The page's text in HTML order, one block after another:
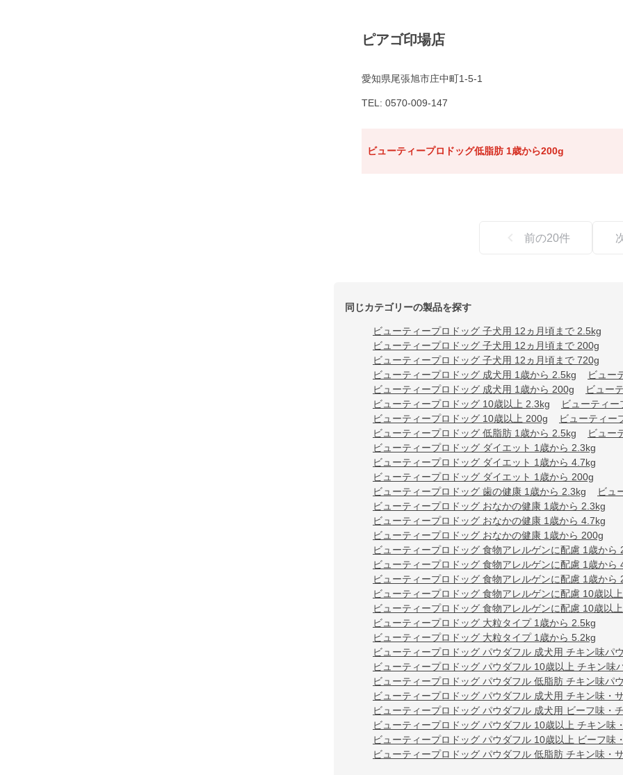
ピアゴ印場店
愛知県尾張旭市庄中町1-5-1
TEL: 0570-009-147
ビューティープロドッグ低脂肪 1歳から200g
前の20件
同じカテゴリーの製品を探す
ビューティープロドッグ 子犬用 12ヵ月頃まで 2.5kg
ビューティープロドッグ 子犬用 12ヵ月頃まで 200g
ビューティープロドッグ 子犬用 12ヵ月頃まで 720g
ビューティープロドッグ 成犬用 1歳から 2.5kg
ビュー
ビューティープロドッグ 成犬用 1歳から 200g
ビュー
ビューティープロドッグ 10歳以上 2.3kg
ビューティ
ビューティープロドッグ 10歳以上 200g
ビューティー
ビューティープロドッグ 低脂肪 1歳から 2.5kg
ビュー
ビューティープロドッグ ダイエット 1歳から 2.3kg
ビューティープロドッグ ダイエット 1歳から 4.7kg
ビューティープロドッグ ダイエット 1歳から 200g
ビューティープロドッグ 歯の健康 1歳から 2.3kg
ビュ
ビューティープロドッグ おなかの健康 1歳から 2.3kg
ビューティープロドッグ おなかの健康 1歳から 4.7kg
ビューティープロドッグ おなかの健康 1歳から 200g
ビューティープロドッグ 食物アレルゲンに配慮 1歳から
ビューティープロドッグ 食物アレルゲンに配慮 1歳から
ビューティープロドッグ 食物アレルゲンに配慮 1歳から
ビューティープロドッグ 食物アレルゲンに配慮 10歳以
ビューティープロドッグ 食物アレルゲンに配慮 10歳以
ビューティープロドッグ 大粒タイプ 1歳から 2.5kg
ビューティープロドッグ 大粒タイプ 1歳から 5.2kg
ビューティープロドッグ パウダフル 成犬用 チキン味パ
ビューティープロドッグ パウダフル 10歳以上 チキン味
ビューティープロドッグ パウダフル 低脂肪 チキン味パ
ビューティープロドッグ パウダフル 成犬用 チキン味・
ビューティープロドッグ パウダフル 成犬用 ビーフ味・
ビューティープロドッグ パウダフル 10歳以上 チキン味
ビューティープロドッグ パウダフル 10歳以上 ビーフ味
ビューティープロドッグ パウダフル 低脂肪 チキン味・